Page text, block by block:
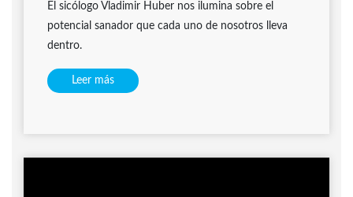
El sicólogo Vladimir Huber nos ilumina sobre el
potencial sanador que cada uno de nosotros lleva
dentro.
Leer más